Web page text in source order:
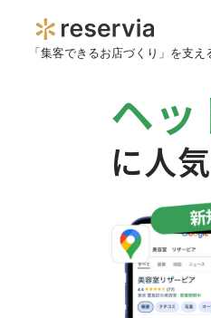
「集客できるお店づくり」を支え
ヘ
に人